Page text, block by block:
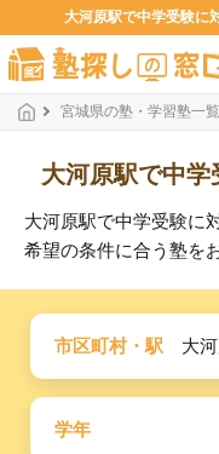
大河原駅で中学受験に
宮城県の塾・学習塾一覧
大河原駅で中
大河原駅で中学受験に
希望の条件に合う塾を
市区町村・駅 大
学年